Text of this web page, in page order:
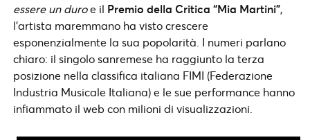
essere un duroe il Premio della Critica “Mia Martini”,
l’artista maremmano ha visto crescere
esponenzialmente la sua popolarità. I numeri parlano
chiaro: il singolo sanremese ha raggiunto la terza
posizione nella classifica italiana FIMI (Federazione
Industria Musicale Italiana) e le sue performance hanno
infiammato il web con milioni di visualizzazioni.